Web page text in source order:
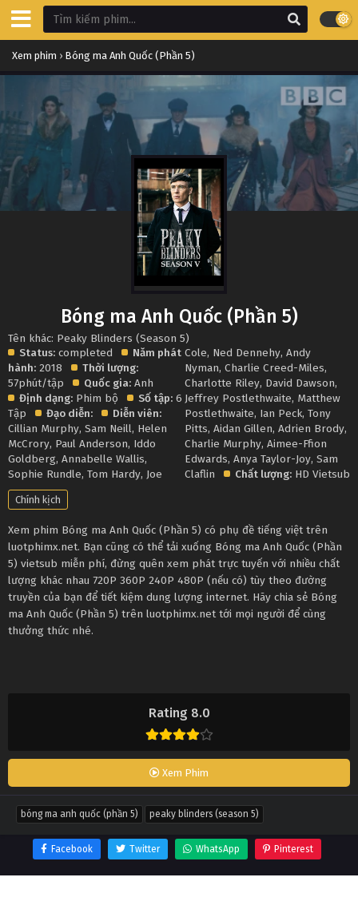
Xem phim › Bóng ma Anh Quốc (Phần 5)
Rating 8.0
Xem Phim
Bóng ma Anh Quốc (Phần 5)
Tên khác: Peaky Blinders (Season 5)
Status: completed
Năm phát
hành: 2018
Thời lượng:
57phút/tập
Quốc gia: Anh
Định dạng: Phim bộ Số tập: 6
Tập
Đạo diễn:
Diễn viên:
Cillian Murphy, Sam Neill, Helen
McCrory, Paul Anderson, Iddo
Goldberg, Annabelle Wallis,
Sophie Rundle, Tom Hardy, Joe
Cole, Ned Dennehy,Andy
Nyman,Charlie Creed-Miles,
Charlotte Riley, David Dawson,
Jeffrey Postlethwaite, Matthew
Postlethwaite, Ian Peck,Tony
Pitts,Aidan Gillen,Adrien Brody,
Charlie Murphy,Aimee-Ffion
Edwards,Anya Taylor-Joy,Sam
Claflin
Chất lượng: HD Vietsub
Chính kịch
Xem phim Bóng ma Anh Quốc (Phần 5) có phụ đề tiếng việt trên
luotphimx.net. Bạn cũng có thể tải xuống Bóng ma Anh Quốc (Phần
5) vietsub miễn phí, đừng quên xem phát trực tuyến với nhiều chất
lượng khác nhau 720P 360P 240P 480P (nếu có) tùy theo đường
truyền của bạn để tiết kiệm dung lượng internet. Hãy chia sẻ Bóng
ma Anh Quốc (Phần 5) trên luotphimx.net tới mọi người để cùng
thưởng thức nhé.
bóng ma anh quốc (phần 5) peaky blinders (season 5)
Facebook Twitter WhatsApp Pinterest